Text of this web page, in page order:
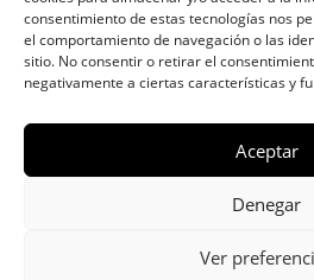
consentimiento de estas tecnologías nos
el comportamiento de navegación o las
sitio. No consentir o retirar el
negativamente a ciertas características y
Aceptar
Denegar
Ver
PAGO SEGURO
© 2026 Alquiler & Venta de
Ibiza,Islas